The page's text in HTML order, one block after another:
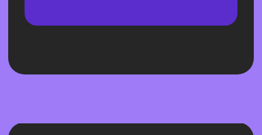
ШТОРМИТ
Узнать подробнее